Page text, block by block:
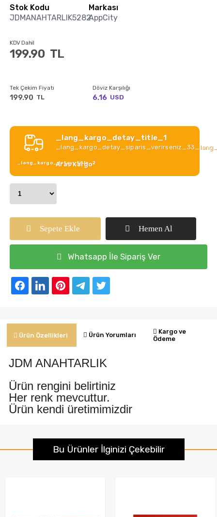
Stok Kodu
JDMANAHTARLIK5282
Markası
AppCity
199.90 TL
KDV Dahil
Tek Çekim Fiyatı
199.90 TL
Döviz Karşılığı
6.16 USD
_lang_kargo_detay_title_1
_lang_kargo_detay_title_2
Aras Kargo
Sepete Ekle Hemen Al
Whatsapp İle Sipariş Ver
Ürün Özellikleri Ürün Yorumları
Kargo ve
Ödeme
JDM ANAHTARLIK
Ürün rengini belirtiniz
Her renk mevcuttur.
Ürün kendi üretimimizdir
Bu Ürünler İlginizi Çekebilir